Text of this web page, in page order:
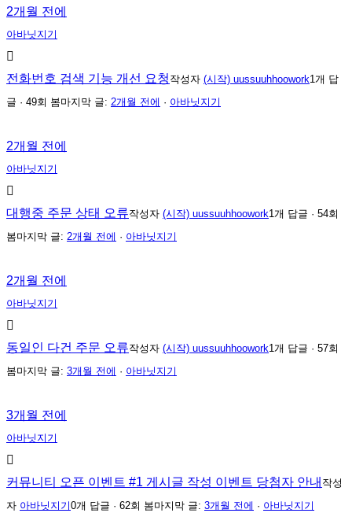
2개월 전에
아바닛지기
전화번호 검색 기능 개선 요청 작성자 (시작) uussuuhhoowork1개 답
글 · 49회 봄마지막 글: 2개월 전에 · 아바닛지기
2개월 전에
아바닛지기
대행중 주문 상태 오류작성자 (시작) uussuuhhoowork1개 답글 · 54회
봄마지막 글: 2개월 전에 · 아바닛지기
2개월 전에
아바닛지기
동일인 다건 주문 오류작성자 (시작) uussuuhhoowork1개 답글 · 57회
봄마지막 글: 3개월 전에 · 아바닛지기
3개월 전에
아바닛지기
커뮤니티 오픈 이벤트 #1 게시글 작성 이벤트 당첨자 안내 작성
자 아바닛지기0개 답글 · 62회 봄마지막 글: 3개월 전에 · 아바닛지기